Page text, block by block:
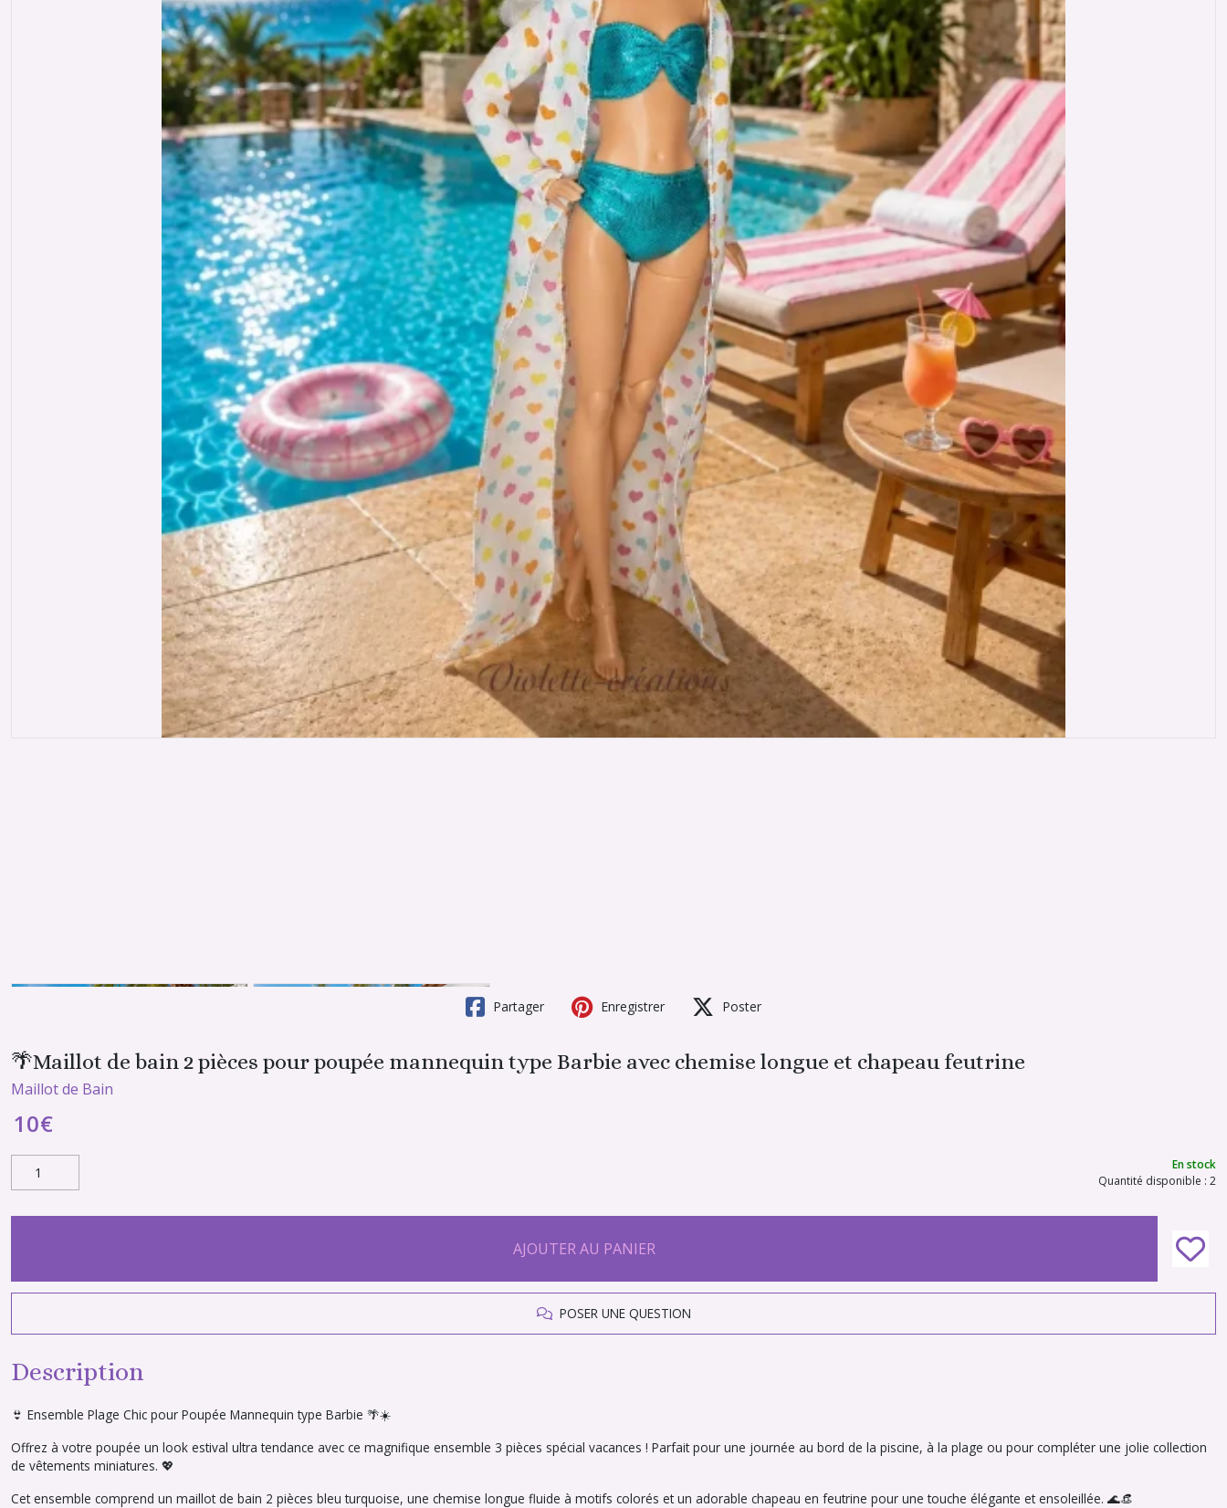
Partager Enregistrer Poster
🌴Maillot de bain 2 pièces pour poupée mannequin type Barbie avec chemise longue et chapeau feutrine
Maillot de Bain
10€
En stock
Quantité disponible : 2
AJOUTER AU PANIER
POSER UNE QUESTION
Description
👙 Ensemble Plage Chic pour Poupée Mannequin type Barbie 🌴☀️
Offrez à votre poupée un look estival ultra tendance avec ce magnifique ensemble 3 pièces spécial vacances ! Parfait pour une journée au bord de la piscine, à la plage ou pour compléter une jolie collection
de vêtements miniatures. 💖
Cet ensemble comprend un maillot de bain 2 pièces bleu turquoise, une chemise longue fluide à motifs colorés et un adorable chapeau en feutrine pour une touche élégante et ensoleillée. 🌊👒